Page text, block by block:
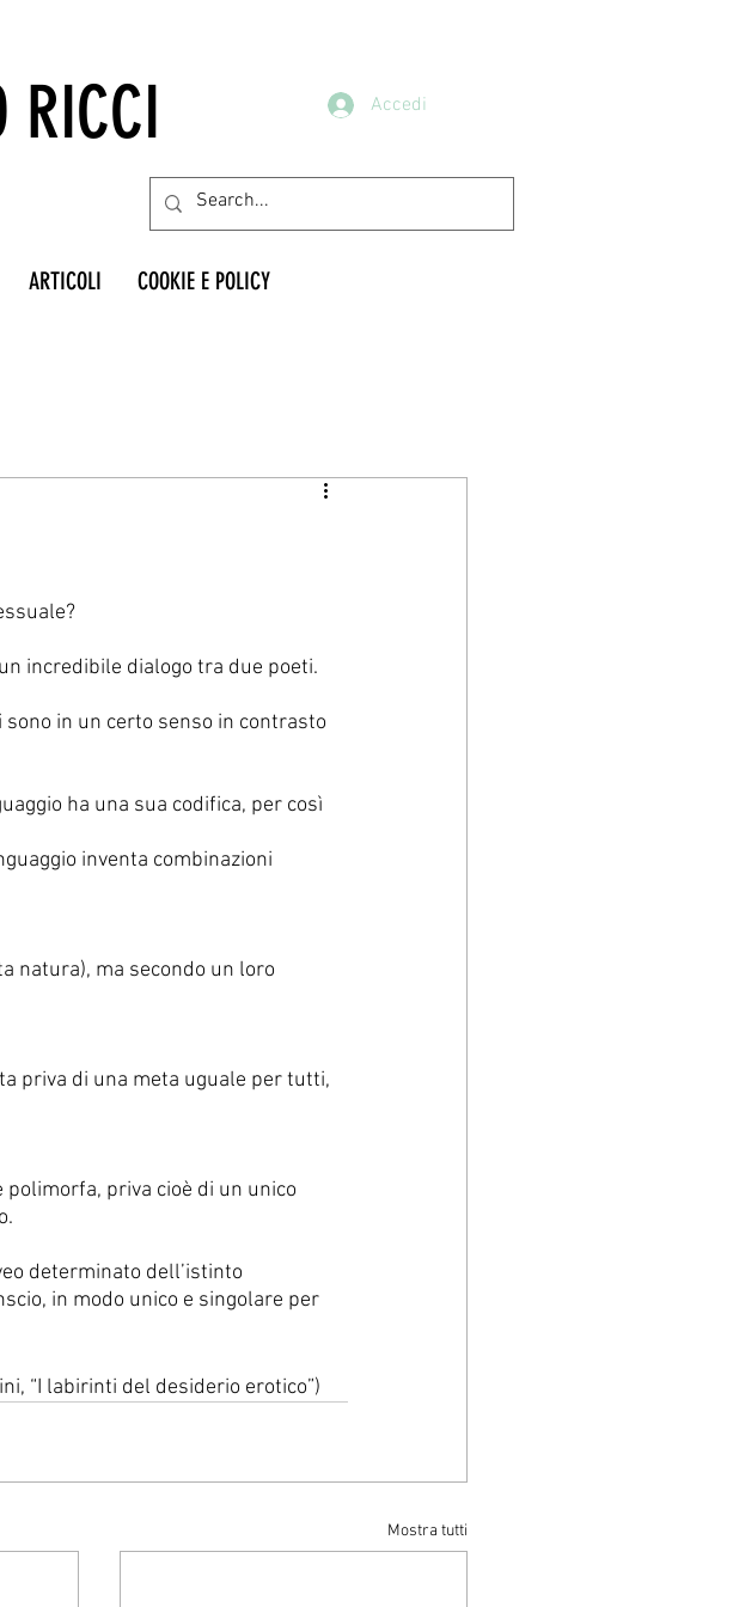
RICCI Accedi
ARTICOLI COOKIE E POLICY
incredibile dialogo tra due poeti.
in un certo senso in contrasto
ha una sua codifica, per così
inventa combinazioni
natura), ma secondo un loro
priva di una meta uguale per tutti,
priva cioè di un unico
determinato dell’istinto
in modo unico e singolare per
“I labirinti del desiderio erotico”)
Mostra tutti